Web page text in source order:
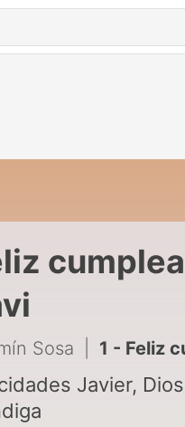
Sosa 1 - Feliz
Javier,